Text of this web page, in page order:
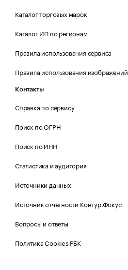
Каталог торговых марок
Каталог ИП по регионам
Правила использования сервиса
Правила использования изображений
Контакты
Справка по сервису
Поиск по ОГРН
Поиск по ИНН
Статистика и аудитория
Источники данных
Источник отчетности Контур.Фокус
Вопросы и ответы
Политика Cookies РБК